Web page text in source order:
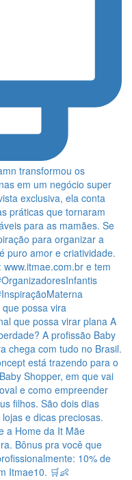
possa vira